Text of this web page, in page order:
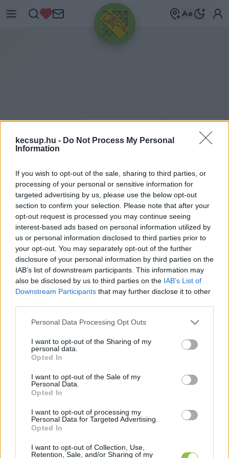
kecsup.hu - Do Not Process My Personal
Information
If you wish to opt-out of the sale, sharing to third parties, or
processing of your personal or sensitive information for
targeted advertising by us, please use the below opt-out
section to confirm your selection. Please note that after your
opt-out request is processed you may continue seeing
interest-based ads based on personal information utilized by
us or personal information disclosed to third parties prior to
your opt-out. You may separately opt-out of the further
disclosure of your personal information by third parties on the
IAB’s list of downstream participants. This information may
also be disclosed by us to third parties on the IAB’s List of
Downstream Participants that may further disclose it to other
Please note that this website/app uses one or more Google
not limited to your visit or usage behaviour. You may click to
grant or deny consent to Google and its third-party tags to
use your data for below specified purposes in below Google
consent section.
Personal Data Processing Opt Outs
I want to opt-out of the Sharing of my
personal data.
Opted In
I want to opt-out of the Sale of my
Personal Data.
Opted In
I want to opt-out of processing my
Personal Data for Targeted Advertising.
Opted In
I want to opt-out of Collection, Use,
Retention, Sale, and/or Sharing of my
HIRDETÉS
MEZŐGAZDASÁG
mezőgazdaság címkéhez kapcsolódó
legfrissebb hírek, cikkek és háttéranyagok.
Böngéssz a címkék között→
Sorrend